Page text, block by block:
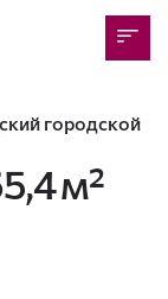
городской
м²